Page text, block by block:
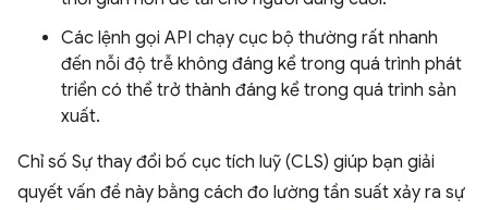
Các lệnh gọi API chạy cục bộ thường rất nhanh
đến nỗi độ trễ không đáng kể trong quá trình phát
triển có thể trở thành đáng kể trong quá trình sản
xuất.
Chỉ số Sự thay đổi bố cục tích luỹ (CLS) giúp bạn giải
quyết vấn đề này bằng cách đo lường tần suất xảy ra sự